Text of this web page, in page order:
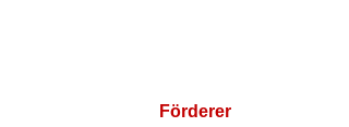
Förderer